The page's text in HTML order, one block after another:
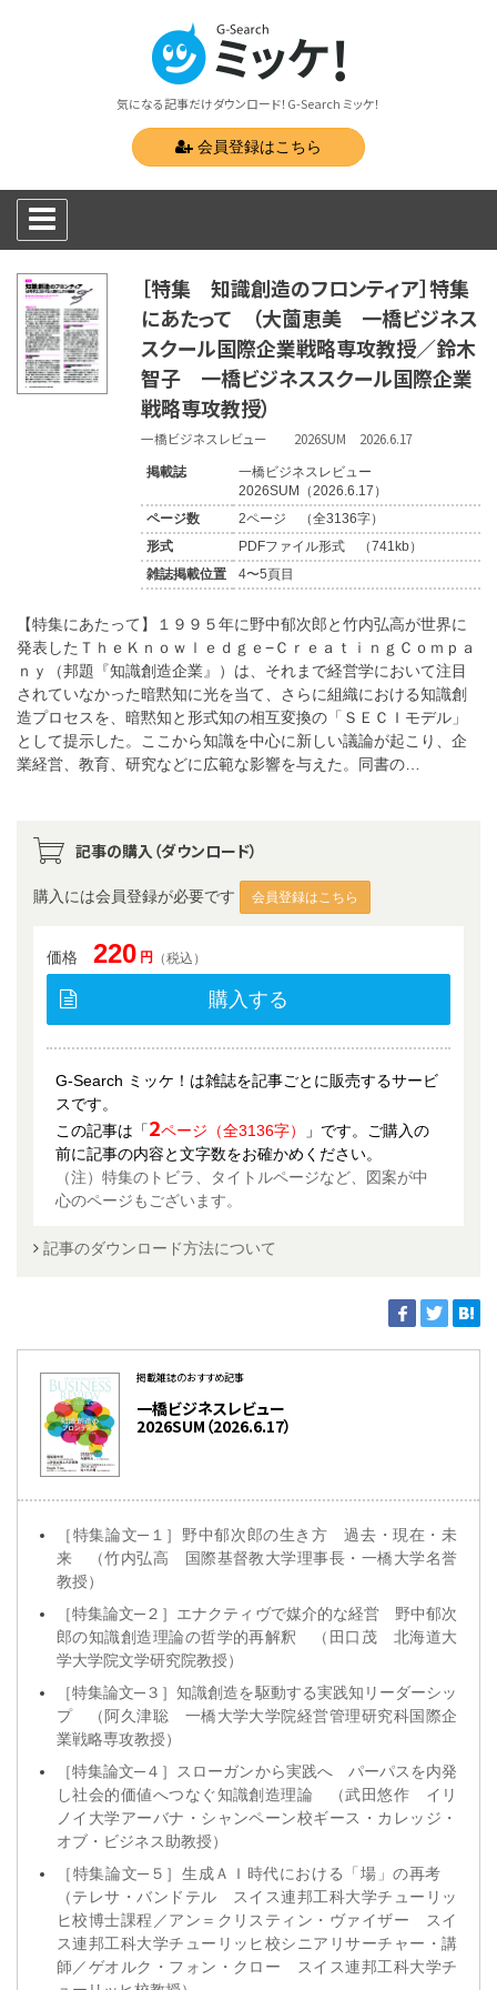
気になる記事だけダウンロード！G-Search ミッケ！
会員登録はこちら
［特集 知識創造のフロンティア］特集
にあたって （大薗恵美 一橋ビジネス
スクール国際企業戦略専攻教授／鈴木
智子 一橋ビジネススクール国際企業
戦略専攻教授）
一橋ビジネスレビュー 2026SUM 2026.6.17
掲載誌
一橋ビジネスレビュー
2026SUM（2026.6.17）
ページ数
2ページ （全3136字）
形式
PDFファイル形式 （741kb）
雑誌掲載位置
4〜5頁目
【特集にあたって】１９９５年に野中郁次郎と竹内弘高が世界に
発表したＴｈｅＫｎｏｗｌｅｄｇｅ−ＣｒｅａｔｉｎｇＣｏｍｐａ
ｎｙ（邦題『知識創造企業』）は、それまで経営学において注目
されていなかった暗黙知に光を当て、さらに組織における知識創
造プロセスを、暗黙知と形式知の相互変換の「ＳＥＣＩモデル」
として提示した。ここから知識を中心に新しい議論が起こり、企
業経営、教育、研究などに広範な影響を与えた。同書の…
記事の購入（ダウンロード）
購入には会員登録が必要です 会員登録はこちら
価格 220 円 （税込）
購入する
G-Search ミッケ！は雑誌を記事ごとに販売するサービ
スです。
この記事は「2ページ（全3136字）
」です。ご購入の
前に記事の内容と文字数をお確かめください。
（注）特集のトビラ、タイトルページなど、図案が中
心のページもございます。
記事のダウンロード方法について
掲載雑誌のおすすめ記事
一橋ビジネスレビュー
2026SUM（2026.6.17）
［特集論文─１］野中郁次郎の生き方 過去・現在・未
来 （竹内弘高 国際基督教大学理事長・一橋大学名誉
教授）
［特集論文─２］エナクティヴで媒介的な経営 野中郁次
郎の知識創造理論の哲学的再解釈 （田口茂 北海道大
学大学院文学研究院教授）
［特集論文─３］知識創造を駆動する実践知リーダーシッ
プ （阿久津聡 一橋大学大学院経営管理研究科国際企
業戦略専攻教授）
［特集論文─４］スローガンから実践へ パーパスを内発
し社会的価値へつなぐ知識創造理論 （武田悠作 イリ
ノイ大学アーバナ・シャンペーン校ギース・カレッジ・
オブ・ビジネス助教授）
［特集論文─５］生成ＡＩ時代における「場」の再考
（テレサ・バンドテル スイス連邦工科大学チューリッ
ヒ校博士課程／アン＝クリスティン・ヴァイザー スイ
ス連邦工科大学チューリッヒ校シニアリサーチャー・講
師／ゲオルク・フォン・クロー スイス連邦工科大学チ